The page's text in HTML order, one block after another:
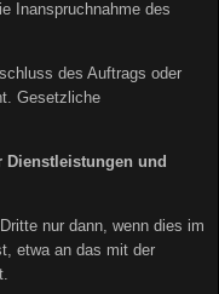
Inanspruchnahme des
des Auftrags oder
Gesetzliche
Dienstleistungen und
nur dann, wenn dies im
etwa an das mit der